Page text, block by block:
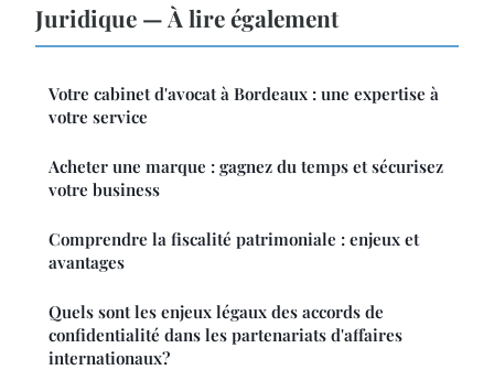
Juridique — À lire également
Votre cabinet d'avocat à Bordeaux : une expertise à
votre service
Acheter une marque : gagnez du temps et sécurisez
votre business
Comprendre la fiscalité patrimoniale : enjeux et
avantages
Quels sont les enjeux légaux des accords de
confidentialité dans les partenariats d'affaires
internationaux?